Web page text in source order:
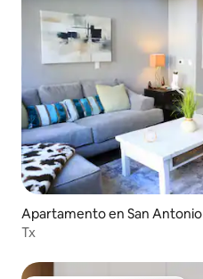
Apartamento en San Antonio
Tx